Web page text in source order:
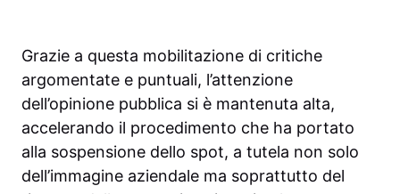
Grazie a questa mobilitazione di critiche
argomentate e puntuali, l’attenzione
dell’opinione pubblica si è mantenuta alta,
accelerando il procedimento che ha portato
alla sospensione dello spot, a tutela non solo
dell’immagine aziendale ma soprattutto del